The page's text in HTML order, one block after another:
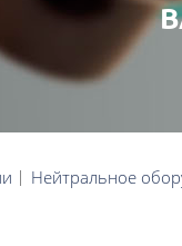
Нейтральное